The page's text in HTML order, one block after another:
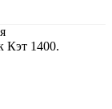
Кэт 1400.